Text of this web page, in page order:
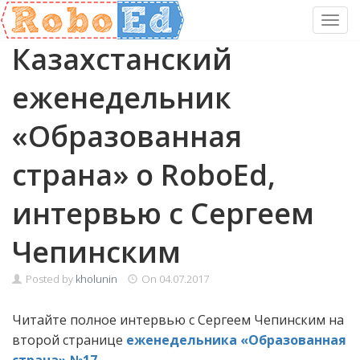
SkipКазахстанский
еженедельник
«Образованная
страна» о RoboEd,
интервью с Сергеем
Чепинским
Posted by kholunin On 04.07.2017
Читайте полное интервью с Сергеем Чепинским на
второй странице еженедельника «Образованная